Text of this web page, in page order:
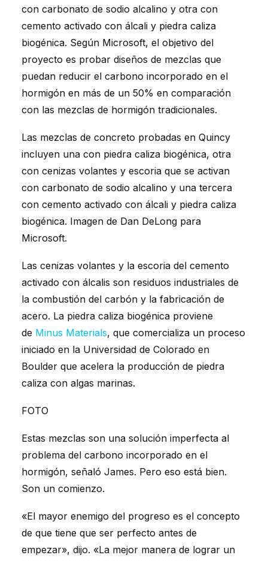
con carbonato de sodio alcalino y otra con
cemento activado con álcali y piedra caliza
biogénica. Según Microsoft, el objetivo del
proyecto es probar diseños de mezclas que
puedan reducir el carbono incorporado en el
hormigón en más de un 50% en comparación
con las mezclas de hormigón tradicionales.
Las mezclas de concreto probadas en Quincy
incluyen una con piedra caliza biogénica, otra
con cenizas volantes y escoria que se activan
con carbonato de sodio alcalino y una tercera
con cemento activado con álcali y piedra caliza
biogénica. Imagen de Dan DeLong para
Microsoft.
Las cenizas volantes y la escoria del cemento
activado con álcalis son residuos industriales de
la combustión del carbón y la fabricación de
acero. La piedra caliza biogénica proviene
de Minus Materials, que comercializa un proceso
iniciado en la Universidad de Colorado en
Boulder que acelera la producción de piedra
caliza con algas marinas.
FOTO
Estas mezclas son una solución imperfecta al
problema del carbono incorporado en el
hormigón, señaló James. Pero eso está bien.
Son un comienzo.
«El mayor enemigo del progreso es el concepto
de que tiene que ser perfecto antes de
empezar», dijo. «La mejor manera de lograr un